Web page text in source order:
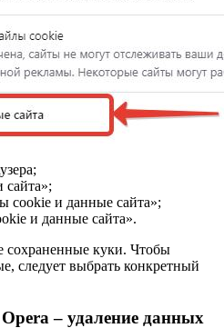
сookie и данные сайта»;
и данные сайта».
сохраненные куки. Чтобы
следует выбрать конкретный
– удаление данных